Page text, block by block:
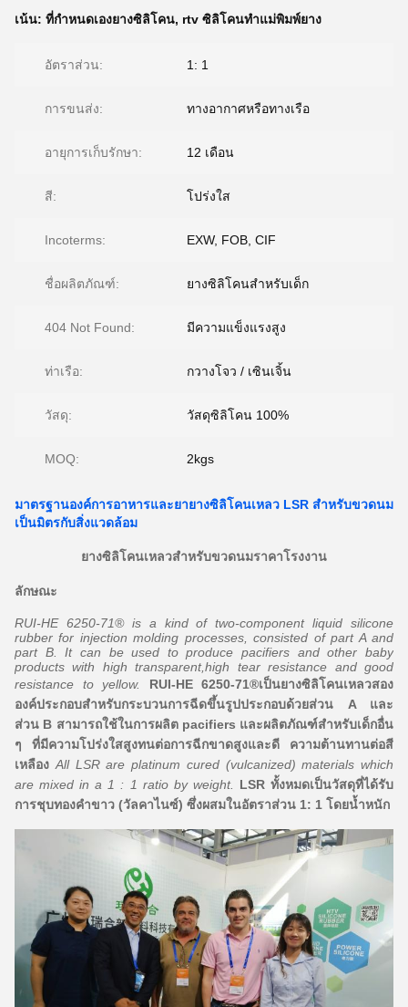
เน้น: ที่กำหนดเองยางซิลิโคน, rtv ซิลิโคนทำแม่พิมพ์ยาง
อัตราส่วน: 1: 1
การขนส่ง: ทางอากาศหรือทางเรือ
อายุการเก็บรักษา: 12 เดือน
สี: โปร่งใส
Incoterms: EXW, FOB, CIF
ชื่อผลิตภัณฑ์: ยางซิลิโคนสำหรับเด็ก
404 Not Found: มีความแข็งแรงสูง
ท่าเรือ: กวางโจว / เซินเจิ้น
วัสดุ: วัสดุซิลิโคน 100%
MOQ: 2kgs
มาตรฐานองค์การอาหารและยายางซิลิโคนเหลว LSR สำหรับขวดนม
เป็นมิตรกับสิ่งแวดล้อม
ยางซิลิโคนเหลวสำหรับขวดนมราคาโรงงาน
ลักษณะ
RUI-HE 6250-71® is a kind of two-component liquid silicone
rubber for injection molding processes, consisted of part A and
part B. It can be used to produce pacifiers and other baby
products with high transparent,high tear resistance and good
resistance to yellow.
RUI-HE 6250-71®เป็นยางซิลิโคนเหลวสอง
องค์ประกอบสำหรับกระบวนการฉีดขึ้นรูปประกอบด้วยส่วน A และ
ส่วน B สามารถใช้ในการผลิต pacifiers และผลิตภัณฑ์สำหรับเด็กอื่น
ๆ ที่มีความโปร่งใสสูงทนต่อการฉีกขาดสูงและดี ความต้านทานต่อสี
เหลือง All LSR are platinum cured (vulcanized) materials which
are mixed in a 1 : 1 ratio by weight.
LSR ทั้งหมดเป็นวัสดุที่ได้รับ
การชุบทองคำขาว (วัลคาไนซ์) ซึ่งผสมในอัตราส่วน 1: 1 โดยน้ำหนัก